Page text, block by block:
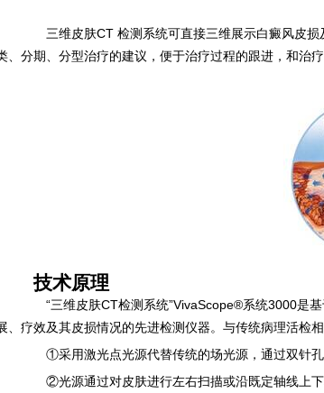
三维皮肤CT 检测系统可直接三维展示白癜风皮损
、分期、分型治疗的建议，便于治疗过程的跟进，和治
技术原理
“三维皮肤CT检测系统”VivaScope®系统3000是基
、疗效及其皮损情况的先进检测仪器。与传统病理活检
①采用激光点光源代替传统的场光源，通过双针孔
②光源通过对皮肤进行左右扫描或沿既定轴线上下